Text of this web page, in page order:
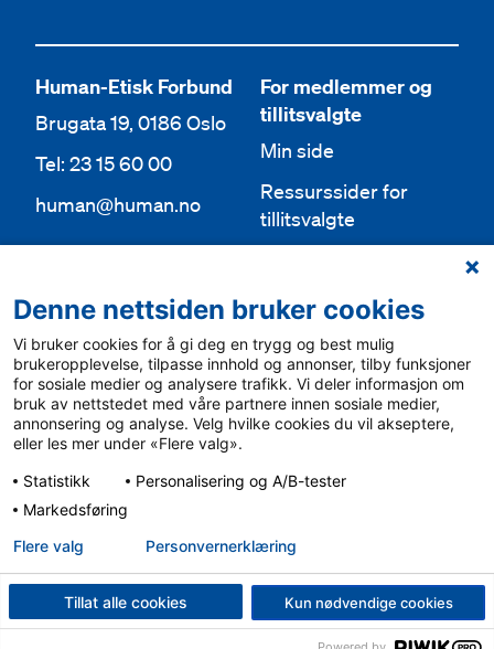
Human-Etisk Forbund
Brugata 19, 0186 Oslo
Tel: 23 15 60 00
human@human.no
Aktuelt
For media
Ledige stillinger
English
Sámegiel álgosiidui
For medlemmer og
tillitsvalgte
Min side
Ressurssider for
tillitsvalgte
Bli medlem
Bli frivillig
Personvern & cookies
Denne nettsiden bruker cookies
Vi bruker cookies for å gi deg en trygg og best mulig
brukeropplevelse, tilpasse innhold og annonser, tilby funksjoner
for sosiale medier og analysere trafikk. Vi deler informasjon om
bruk av nettstedet med våre partnere innen sosiale medier,
annonsering og analyse. Velg hvilke cookies du vil akseptere,
eller les mer under «Flere valg».
Statistikk
Personalisering og A/B-tester
Markedsføring
Tillat alle cookies Kun nødvendige cookies
Flere valg Personvern­erklæring